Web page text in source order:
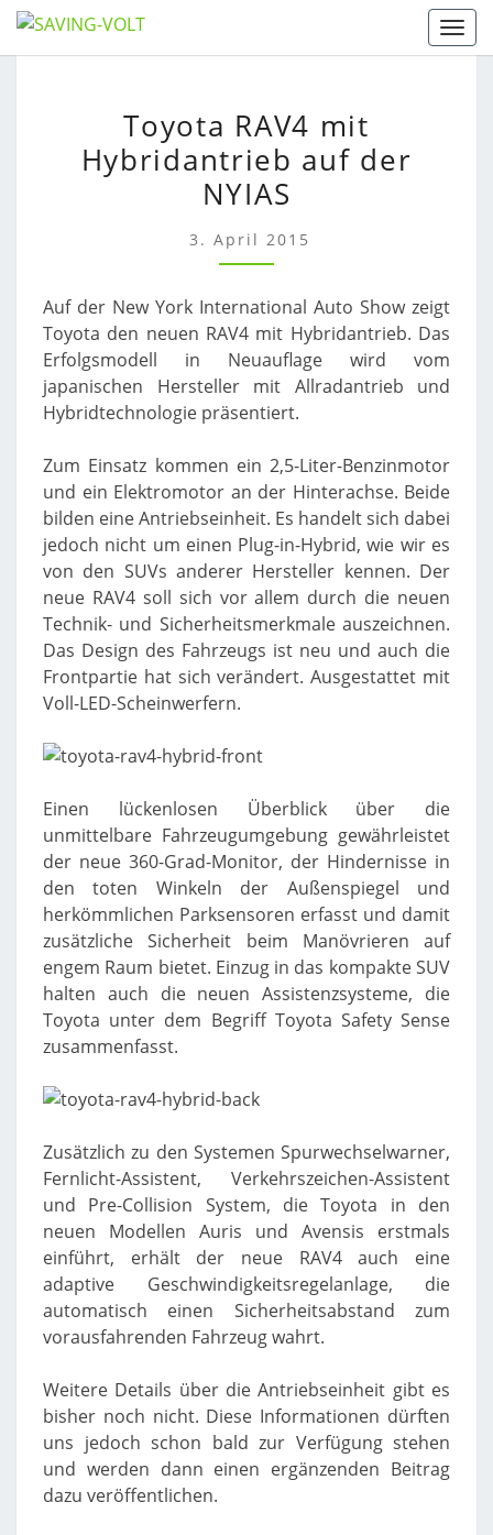
Skip
to
RAV4
MIT
HYBRIDANTRIEB
AUF
DER
NYIAS
Toyota RAV4 mit
Hybridantrieb auf der
NYIAS
3. April 2015
Auf der New York International Auto Show zeigt
Toyota den neuen RAV4 mit Hybridantrieb. Das
Erfolgsmodell in Neuauflage wird vom
japanischen Hersteller mit Allradantrieb und
Hybridtechnologie präsentiert.
Zum Einsatz kommen ein 2,5-Liter-Benzinmotor
und ein Elektromotor an der Hinterachse. Beide
bilden eine Antriebseinheit. Es handelt sich dabei
jedoch nicht um einen Plug-in-Hybrid, wie wir es
von den SUVs anderer Hersteller kennen. Der
neue RAV4 soll sich vor allem durch die neuen
Technik- und Sicherheitsmerkmale auszeichnen.
Das Design des Fahrzeugs ist neu und auch die
Frontpartie hat sich verändert. Ausgestattet mit
Voll-LED-Scheinwerfern.
Einen lückenlosen Überblick über die
unmittelbare Fahrzeugumgebung gewährleistet
der neue 360-Grad-Monitor, der Hindernisse in
den toten Winkeln der Außenspiegel und
herkömmlichen Parksensoren erfasst und damit
zusätzliche Sicherheit beim Manövrieren auf
engem Raum bietet. Einzug in das kompakte SUV
halten auch die neuen Assistenzsysteme, die
Toyota unter dem Begriff Toyota Safety Sense
zusammenfasst.
Zusätzlich zu den Systemen Spurwechselwarner,
Fernlicht-Assistent, Verkehrszeichen-Assistent
und Pre-Collision System, die Toyota in den
neuen Modellen Auris und Avensis erstmals
einführt, erhält der neue RAV4 auch eine
adaptive Geschwindigkeitsregelanlage, die
automatisch einen Sicherheitsabstand zum
vorausfahrenden Fahrzeug wahrt.
Weitere Details über die Antriebseinheit gibt es
bisher noch nicht. Diese Informationen dürften
uns jedoch schon bald zur Verfügung stehen
und werden dann einen ergänzenden Beitrag
dazu veröffentlichen.